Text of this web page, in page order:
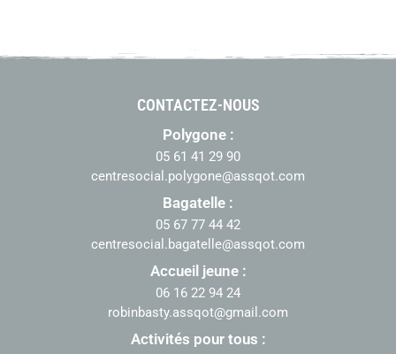
CONTACTEZ-NOUS
Polygone :
05 61 41 29 90
centresocial.polygone@assqot.com
Bagatelle :
05 67 77 44 42
centresocial.bagatelle@assqot.com
Accueil jeune :
06 16 22 94 24
robinbasty.assqot@gmail.com
Activités pour tous :